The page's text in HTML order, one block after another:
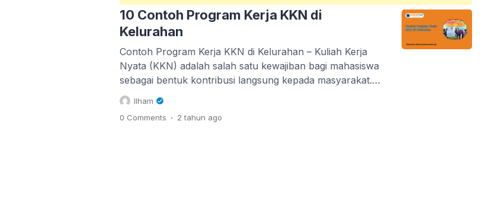
10 Contoh Program Kerja KKN di
Kelurahan
Contoh Program Kerja KKN di Kelurahan – Kuliah Kerja
Nyata (KKN) adalah salah satu kewajiban bagi mahasiswa
sebagai bentuk kontribusi langsung kepada masyarakat.
Melalui kegiatan ini, mahasiswa diberi kesempatan untuk
menerapkan pengetahuan yang telah diperoleh di
perkuliahan untuk membantu menyelesaikan
Ilham
0 Comments . 2 tahun ago